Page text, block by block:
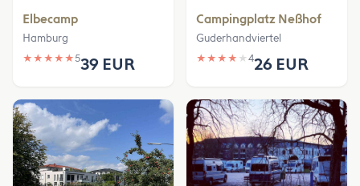
Elbecamp
Hamburg
★ ★ ★ ★ ★539 EUR
Campingplatz Neßhof
Guderhandviertel
★ ★ ★ ★ ★ 426 EUR